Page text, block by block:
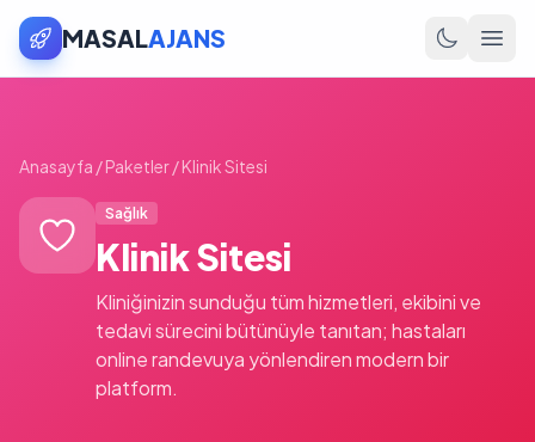
MASALAJANS
Anasayfa /Paketler/Klinik Sitesi
Sağlık
Klinik Sitesi
Kliniğinizin sunduğu tüm hizmetleri, ekibini ve
tedavi sürecini bütünüyle tanıtan; hastaları
online randevuya yönlendiren modern bir
platform.